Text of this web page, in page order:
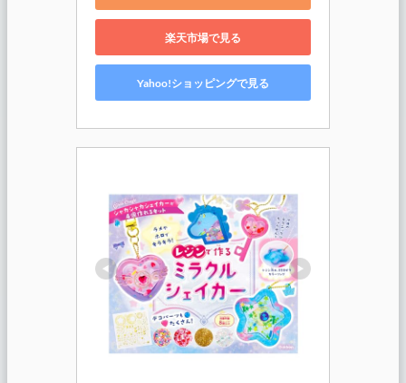
楽天市場で見る
Yahoo!ショッピングで見る